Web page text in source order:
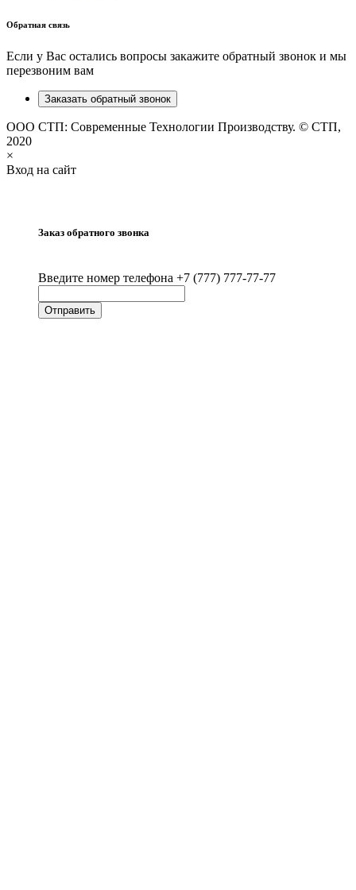
Обратная связь
Если у Вас остались вопросы закажите обратный звонок и мы
перезвоним вам
Заказать обратный звонок
ООО СТП: Современные Технологии Производству. © СТП,
2020
×
Вход на сайт
Заказ обратного звонка
Введите номер телефона +7 (777) 777-77-77
Отправить